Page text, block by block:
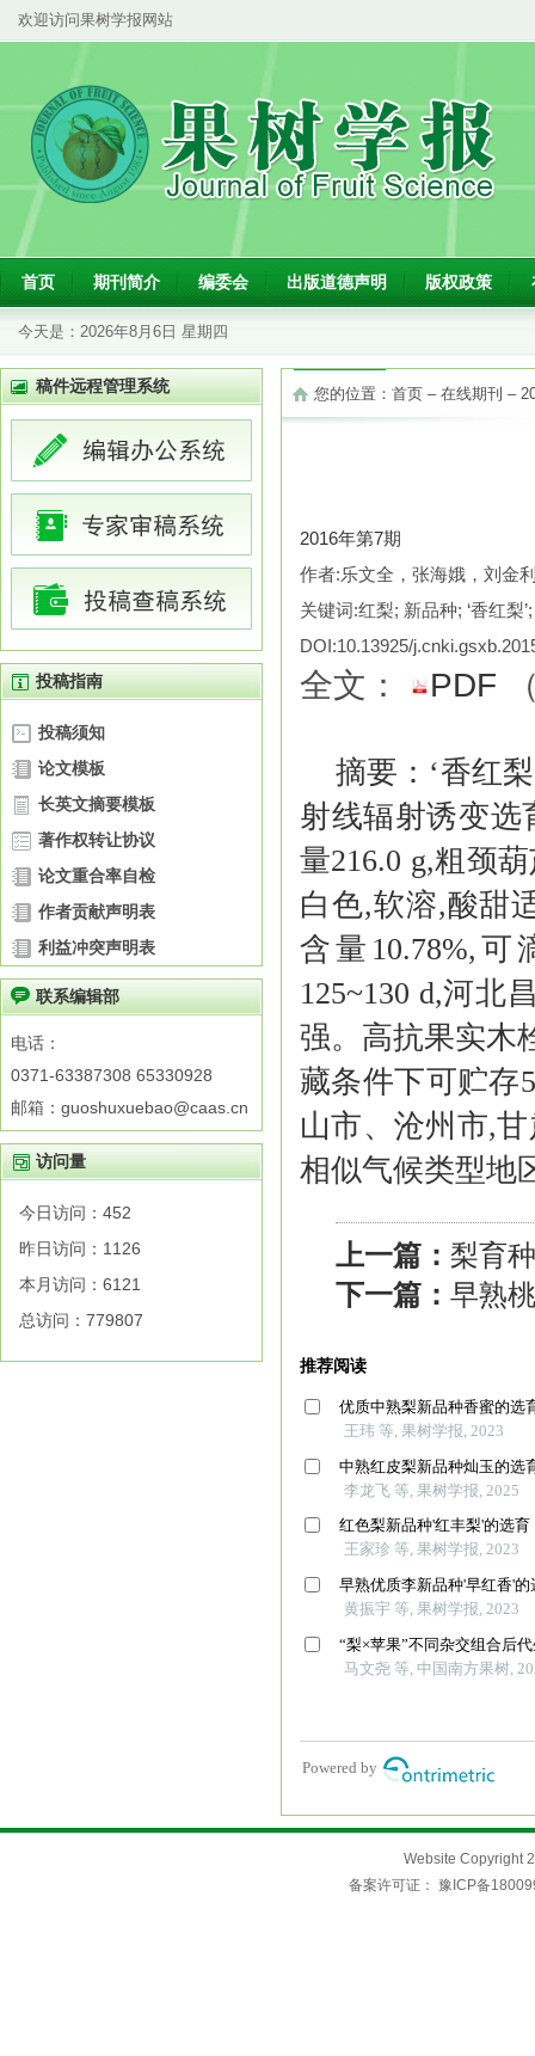
欢迎访问果树学报网站
首页 期刊简介 编委会 出版道德声明 版权政策
今天是： 2026年8月6日 星期四
稿件远程管理系统
投稿指南
投稿须知
论文模板
长英文摘要模板
著作权转让协议
论文重合率自检
作者贡献声明表
利益冲突声明表
联系编辑部
电话：
0371-63387308 65330928
邮箱：guoshuxuebao@caas.cn
访问量
今日访问： 452
昨日访问： 1126
本月访问： 6121
总访问： 779807
您的位置： 首页 – 在线期刊 –
2016年第7期
作者:乐文全，张海娥，刘金
关键词:红梨; 新品种; ‘香红梨’;
DOI:10.13925/
全文： PDF
摘要： ‘香红
射线辐射诱变选
量216.0 g,粗颈
白色,软溶,酸甜
含量10.78%,
125~130 d,河北
强。高抗果实木
藏条件下可贮存
山市、沧州市,
相似气候类型地
上一篇： 梨育
下一篇： 早熟
Website Copyright
备案许可证： 豫ICP备